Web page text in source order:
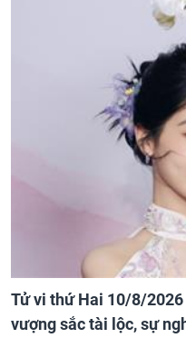
Tử vi thứ Hai 10/8/
vượng sắc tài lộc, sự